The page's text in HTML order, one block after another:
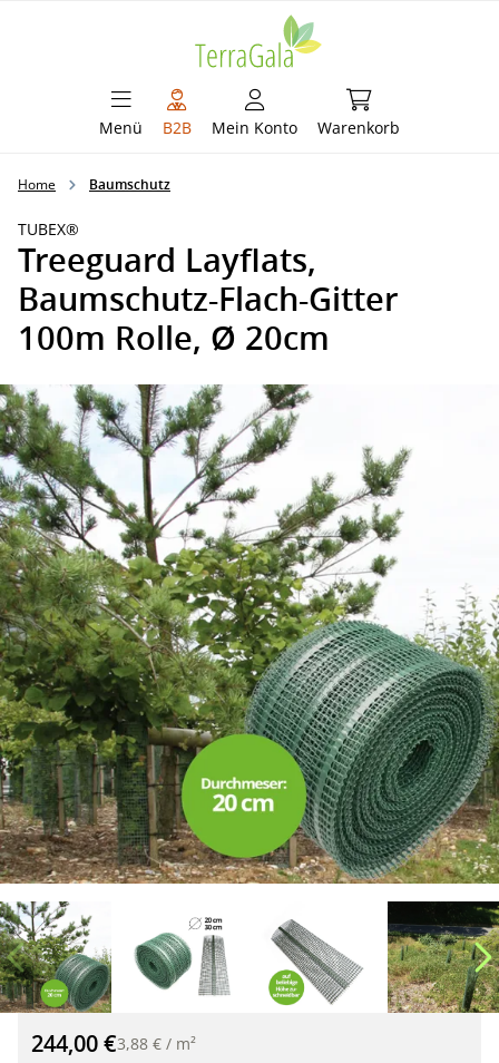
Menü B2B Mein Konto Warenkorb
Warenkorb
Home Baumschutz
TUBEX®
Treeguard Layflats,
Baumschutz-Flach-Gitter
100m Rolle, Ø 20cm
Treeguard Layflats, Baumschutz-Flach-Gitter 100m Rolle, Ø
244,00 €3,88 € / m²